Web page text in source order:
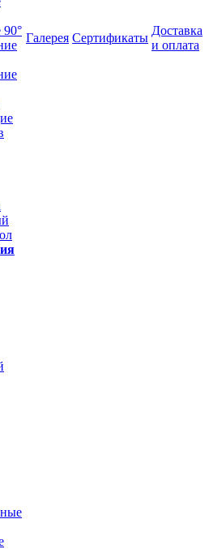
Галерея Сертификаты
Доставка
и оплата